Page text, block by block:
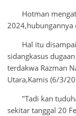
Hotman
2024,hubungannya
Hal itu
sidangkasus
terdakwa Razman
Utara,Kamis (6/3/
"Tadi kan
sekitar tanggal 20